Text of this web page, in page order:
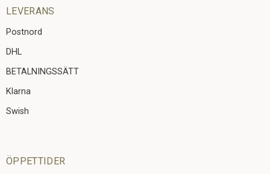
LEVERANS
Postnord
DHL
BETALNINGSSÄTT
Klarna
Swish
ÖPPETTIDER